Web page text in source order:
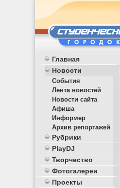
Главная
Новости
События
Лента новостей
Новости сайта
Афиша
Информер
Архив репортажей
Рубрики
PlayDJ
Творчество
Фотогалереи
Проекты